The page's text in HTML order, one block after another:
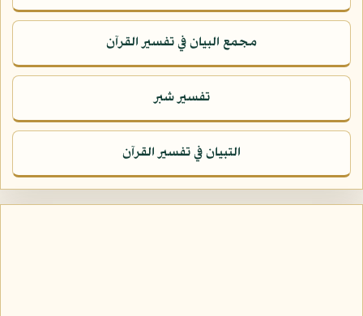
مجمع البيان في تفسير القرآن
تفسير شبر
التبيان في تفسير القرآن